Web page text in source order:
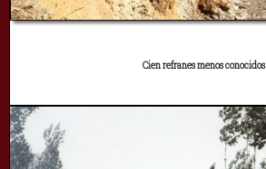
Cien refranes menos conocidos